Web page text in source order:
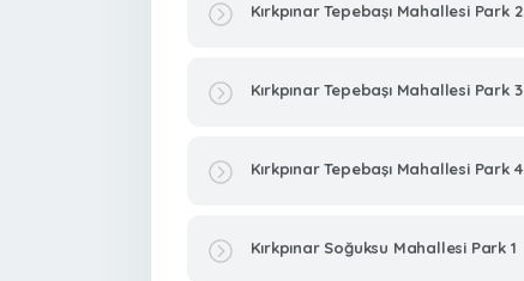
Kırkpınar Tepebaşı Mahallesi Park 2
Kırkpınar Tepebaşı Mahallesi Park 3
Kırkpınar Tepebaşı Mahallesi Park 4
Kırkpınar Soğuksu Mahallesi Park 1